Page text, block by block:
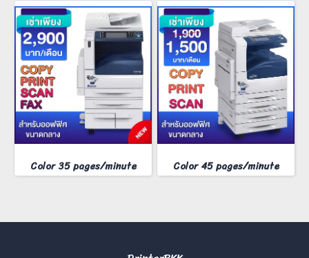
Color 35 pages/minute Color 45 pages/minute